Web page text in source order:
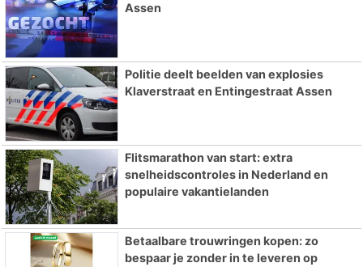
Assen
Politie deelt beelden van explosies
Klaverstraat en Entingestraat Assen
Flitsmarathon van start: extra
snelheidscontroles in Nederland en
populaire vakantielanden
Betaalbare trouwringen kopen: zo
bespaar je zonder in te leveren op